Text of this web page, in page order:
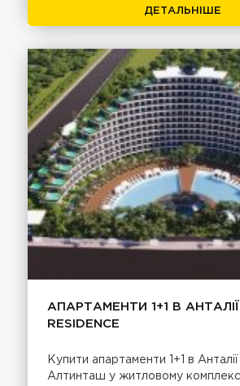
ДЕТАЛЬНІШЕ
АПАРТАМЕНТИ 1+1 В АНТАЛІЇ
RESIDENCE
Купити апартаменти 1+1 в Анталії
Алтинташ у житловому